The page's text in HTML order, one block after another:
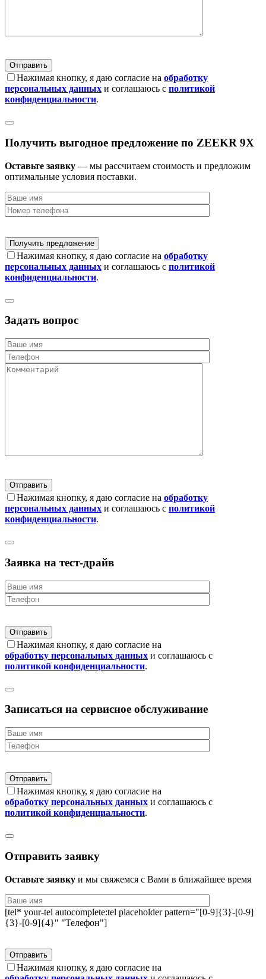
Нажимая кнопку, я даю согласие на обработку
персональных данных и соглашаюсь с политикой
конфиденциальности.
Получить выгодное предложение по ZEEKR 9X
Оставьте заявку — мы рассчитаем стоимость и предложим
оптимальные условия поставки.
Нажимая кнопку, я даю согласие на обработку
персональных данных и соглашаюсь с политикой
конфиденциальности.
Задать вопрос
Нажимая кнопку, я даю согласие на обработку
персональных данных и соглашаюсь с политикой
конфиденциальности.
Заявка на тест-драйв
Нажимая кнопку, я даю согласие на
обработку персональных данных и соглашаюсь с
политикой конфиденциальности.
Записаться на сервисное обслуживание
Нажимая кнопку, я даю согласие на
обработку персональных данных и соглашаюсь с
политикой конфиденциальности.
Отправить заявку
Оставьте заявку и мы свяжемся с Вами в ближайшее время
[tel* your-tel autocomplete:tel placeholder pattern="[0-9]{3}-[0-9]
{3}-[0-9]{4}" "Телефон"]
Нажимая кнопку, я даю согласие на